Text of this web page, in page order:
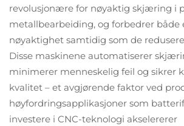
revolusjonære for nøyaktig skjæring i
metallbearbeiding, og forbedrer både
nøyaktighet samtidig som de
Disse maskinene automatiserer
minimerer menneskelig feil og sikrer
kvalitet – et avgjørende faktor ved
høyfordringsapplikasjoner som
investere i CNC-teknologi akselererer